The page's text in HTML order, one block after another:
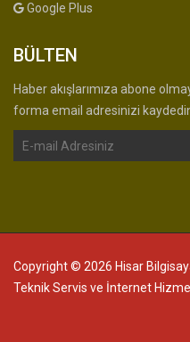
Google Plus
BÜLTEN
Haber akışlarımıza abone
forma email adresinizi
Copyright © 2026 Hisar
Teknik Servis ve İnternet